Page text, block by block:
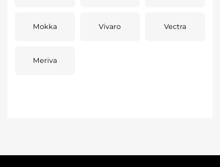
Mokka Vivaro Vectra
Meriva